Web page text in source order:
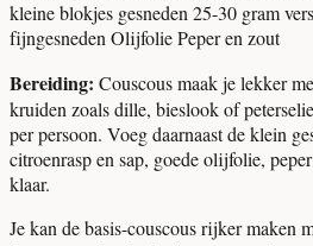
kleine blokjes gesneden 25-30 gram
fijngesneden Olijfolie Peper en zout
Bereiding: Couscous maak je lekker
kruiden zoals dille, bieslook of
per persoon. Voeg daarnaast de klein
citroenrasp en sap, goede olijfolie,
klaar.
Je kan de basis-couscous rijker maken